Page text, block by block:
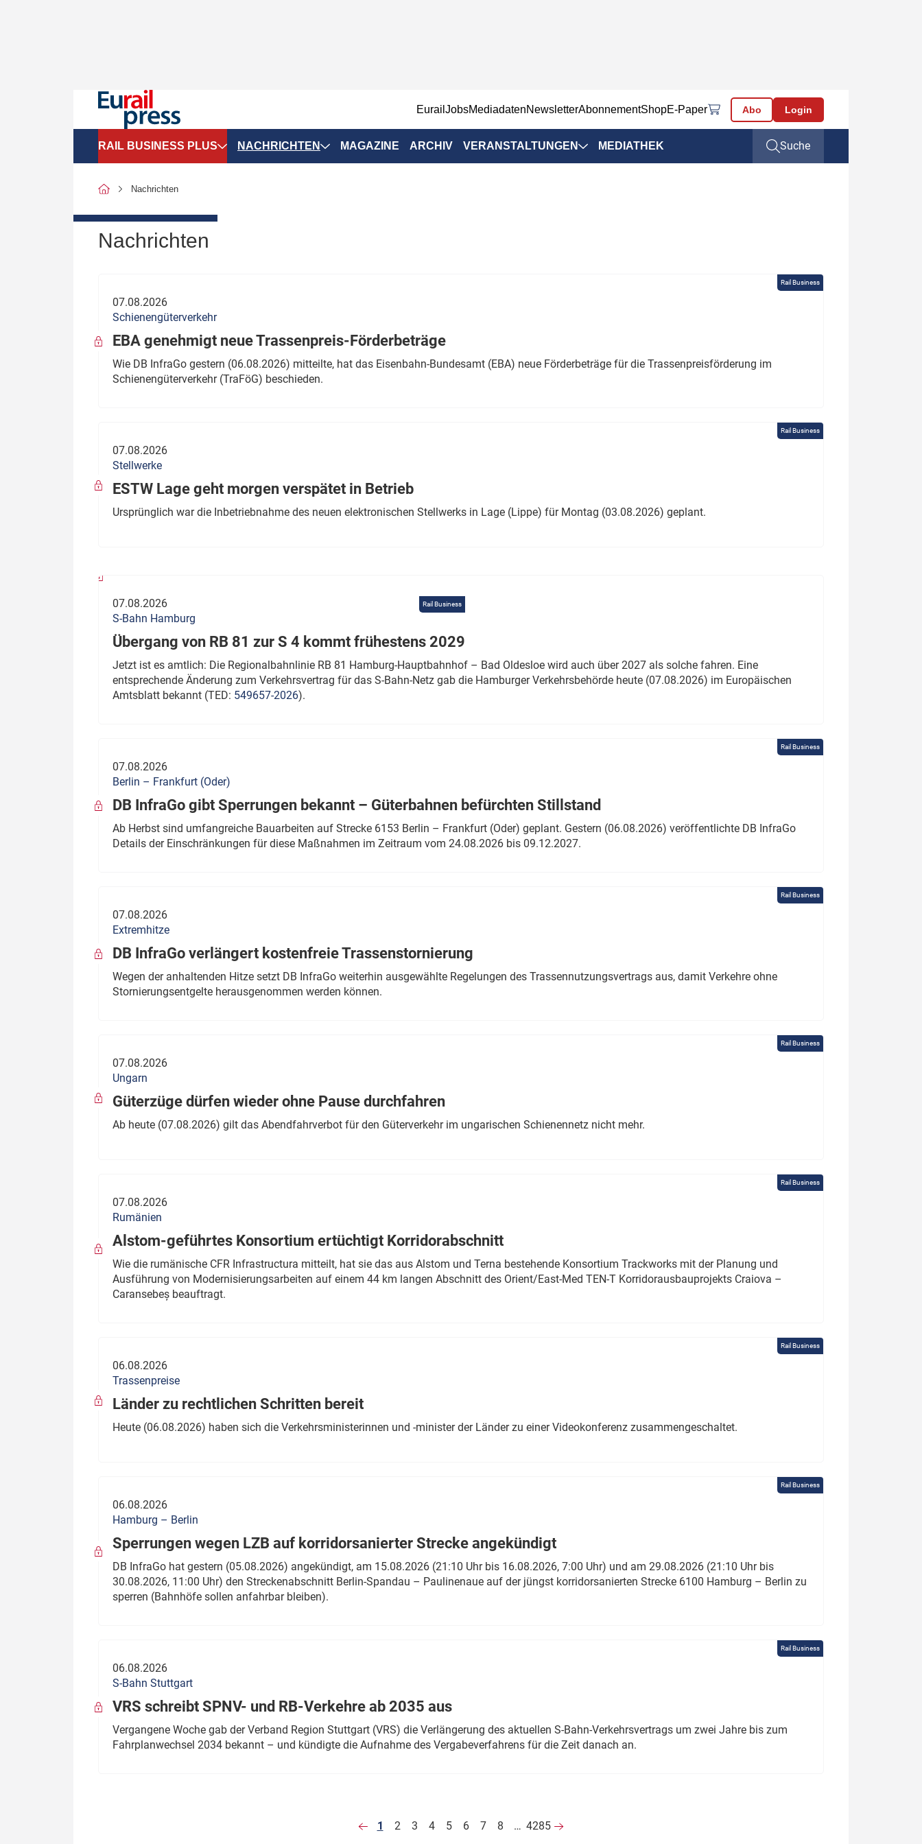
EurailJobsMediadatenNewsletterAbonnementShopE-Paper Abo Login
RAIL BUSINESS PLUS
SPNV-Marktdaten
Politik
Verbände: Wer spricht für
wen?
Thema des Monats
Dossier: Generalsanierung
Dossier: ETCS
NACHRICHTEN
Infrastruktur & Ausrüstung
ÖPNV
MAGAZINE ARCHIV VERANSTALTUNGEN MEDIATHEK Suche
Nachrichten
Nachrichten
Rail Business
07.08.2026
Schienengüterverkehr
EBA genehmigt neue Trassenpreis-Förderbeträge
Wie DB InfraGo gestern (06.08.2026) mitteilte, hat das Eisenbahn-Bundesamt (EBA) neue Förderbeträge für die Trassenpreisförderung im
Schienengüterverkehr (TraFöG) beschieden.
Rail Business
07.08.2026
Stellwerke
ESTW Lage geht morgen verspätet in Betrieb
Ursprünglich war die Inbetriebnahme des neuen elektronischen Stellwerks in Lage (Lippe) für Montag (03.08.2026) geplant.
Rail Business
07.08.2026
S-Bahn Hamburg
Übergang von RB 81 zur S 4 kommt frühestens 2029
Jetzt ist es amtlich: Die Regionalbahnlinie RB 81 Hamburg-Hauptbahnhof – Bad Oldesloe wird auch über 2027 als solche fahren. Eine
entsprechende Änderung zum Verkehrsvertrag für das S-Bahn-Netz gab die Hamburger Verkehrsbehörde heute (07.08.2026) im Europäischen
Amtsblatt bekannt (TED: 549657-2026).
Rail Business
07.08.2026
Berlin – Frankfurt (Oder)
DB InfraGo gibt Sperrungen bekannt – Güterbahnen befürchten Stillstand
Ab Herbst sind umfangreiche Bauarbeiten auf Strecke 6153 Berlin – Frankfurt (Oder) geplant. Gestern (06.08.2026) veröffentlichte DB InfraGo
Details der Einschränkungen für diese Maßnahmen im Zeitraum vom 24.08.2026 bis 09.12.2027.
Rail Business
07.08.2026
Extremhitze
DB InfraGo verlängert kostenfreie Trassenstornierung
Wegen der anhaltenden Hitze setzt DB InfraGo weiterhin ausgewählte Regelungen des Trassennutzungsvertrags aus, damit Verkehre ohne
Stornierungsentgelte herausgenommen werden können.
Rail Business
07.08.2026
Ungarn
Güterzüge dürfen wieder ohne Pause durchfahren
Ab heute (07.08.2026) gilt das Abendfahrverbot für den Güterverkehr im ungarischen Schienennetz nicht mehr.
Rail Business
07.08.2026
Rumänien
Alstom-geführtes Konsortium ertüchtigt Korridorabschnitt
Wie die rumänische CFR Infrastructura mitteilt, hat sie das aus Alstom und Terna bestehende Konsortium Trackworks mit der Planung und
Ausführung von Modernisierungsarbeiten auf einem 44 km langen Abschnitt des Orient/East-Med TEN-T Korridorausbauprojekts Craiova –
Caransebeș beauftragt.
Rail Business
06.08.2026
Trassenpreise
Länder zu rechtlichen Schritten bereit
Heute (06.08.2026) haben sich die Verkehrsministerinnen und -minister der Länder zu einer Videokonferenz zusammengeschaltet.
Rail Business
06.08.2026
Hamburg – Berlin
Sperrungen wegen LZB auf korridorsanierter Strecke angekündigt
DB InfraGo hat gestern (05.08.2026) angekündigt, am 15.08.2026 (21:10 Uhr bis 16.08.2026, 7:00 Uhr) und am 29.08.2026 (21:10 Uhr bis
30.08.2026, 11:00 Uhr) den Streckenabschnitt Berlin-Spandau – Paulinenaue auf der jüngst korridorsanierten Strecke 6100 Hamburg – Berlin zu
sperren (Bahnhöfe sollen anfahrbar bleiben).
Rail Business
06.08.2026
S-Bahn Stuttgart
VRS schreibt SPNV- und RB-Verkehre ab 2035 aus
Vergangene Woche gab der Verband Region Stuttgart (VRS) die Verlängerung des aktuellen S-Bahn-Verkehrsvertrags um zwei Jahre bis zum
Fahrplanwechsel 2034 bekannt – und kündigte die Aufnahme des Vergabeverfahrens für die Zeit danach an.
1 2 3 4 5 6 7 8 … 4285